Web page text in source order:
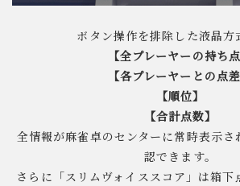
ボタン操作を排除した液晶方
【全プレーヤーの持ち点
【各プレーヤーとの点差
【順位】
【合計点数】
全情報が麻雀卓のセンターに常時表示さ
認できます。
さらに「スリムヴォイススコア」は箱下